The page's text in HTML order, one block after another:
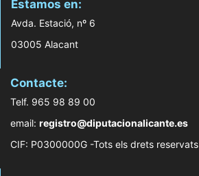
Estamos en:
Avda. Estació, nº 6
03005 Alacant
Contacte:
Telf. 965 98 89 00
email: registro@diputacionalicante.es
CIF: P0300000G -Tots els drets reservats